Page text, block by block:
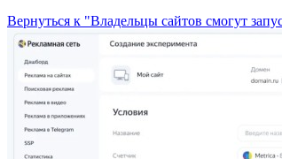
Вернуться к "Владельцы сайтов смогут